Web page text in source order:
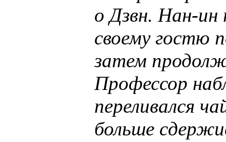
о Дзвн. Нан-ин
своему гостю
затем
Профессор
переливался
больше